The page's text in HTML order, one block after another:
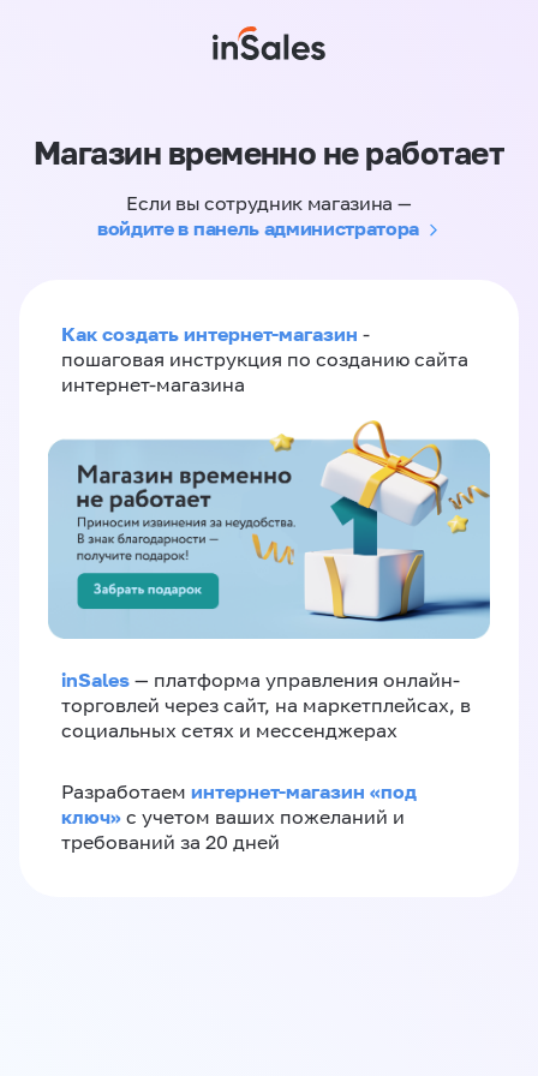
Магазин временно не работает
Если вы сотрудник магазина —
войдите в панель администратора
Как создать интернет-магазин -
пошаговая инструкция по созданию сайта
интернет-магазина
inSales — платформа управления онлайн-
торговлей через сайт, на маркетплейсах, в
социальных сетях и мессенджерах
Разработаем интернет-магазин «‎под
ключ»‎ с учетом ваших пожеланий и
требований за 20 дней